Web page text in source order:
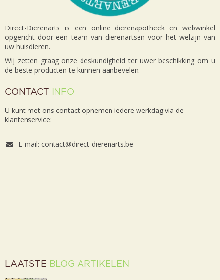
Direct-Dierenarts is een online dierenapotheek en webwinkel
opgericht door een team van dierenartsen voor het welzijn van
uw huisdieren.
Wij zetten graag onze deskundigheid ter uwer beschikking om u
de beste producten te kunnen aanbevelen.
CONTACT INFO
U kunt met ons contact opnemen iedere werkdag via de
klantenservice:
E-mail: contact@direct-dierenarts.be
LAATSTE BLOG ARTIKELEN